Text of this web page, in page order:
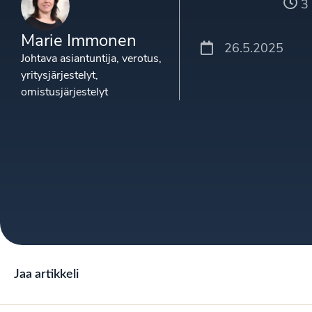
Marie Immonen
Johtava asiantuntija, verotus,
yritysjärjestelyt,
omistusjärjestelyt
26.5.2025
3
Jaa artikkeli